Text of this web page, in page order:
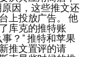
因，这些推文还
上投放广告。 他
库克的推特账
？” 推特和苹果
推文置评的请